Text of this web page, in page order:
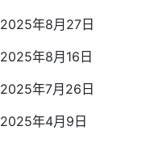
2025年8月27日
2025年8月16日
2025年7月26日
2025年4月9日